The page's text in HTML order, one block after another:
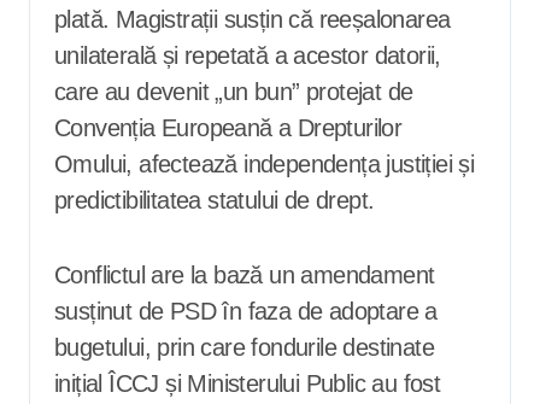
plată. Magistrații susțin că reeșalonarea
unilaterală și repetată a acestor datorii,
care au devenit „un bun” protejat de
Convenția Europeană a Drepturilor
Omului, afectează independența justiției și
predictibilitatea statului de drept.
Conflictul are la bază un amendament
susținut de PSD în faza de adoptare a
bugetului, prin care fondurile destinate
inițial ÎCCJ și Ministerului Public au fost